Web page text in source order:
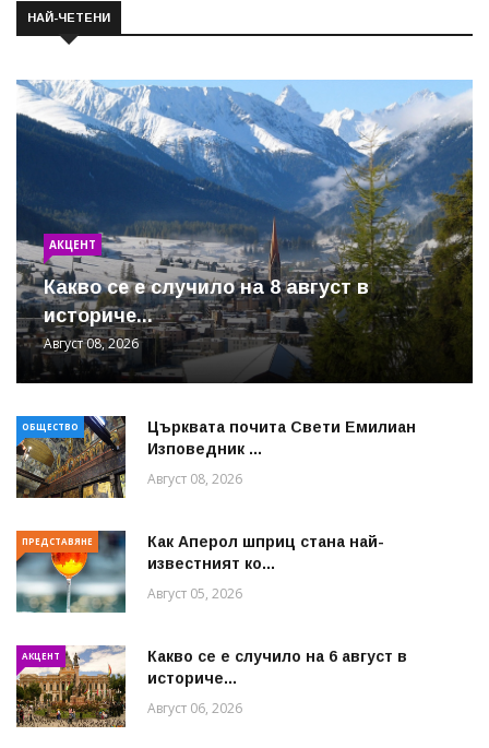
НАЙ-ЧЕТЕНИ
АКЦЕНТ
Какво се е случило на 8 август в
историче...
Август 08, 2026
ОБЩЕСТВО
Църквата почита Свeти Емилиан
Изповедник ...
Август 08, 2026
ПРЕДСТАВЯНЕ
Как Аперол шприц стана най-
известният ко...
Август 05, 2026
АКЦЕНТ
Какво се е случило на 6 август в
историче...
Август 06, 2026